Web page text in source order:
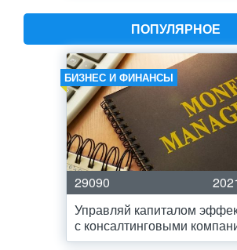
ПОПУЛЯРНОЕ
БИЗНЕС И ФИНАНСЫ
29090
Управляй капиталом
с консалтинговыми